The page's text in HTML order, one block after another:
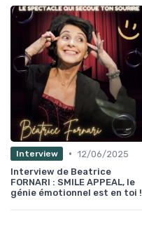
Interview • 12/06/2025
Interview de Beatrice
FORNARI : SMILE APPEAL, le
génie émotionnel est en toi !